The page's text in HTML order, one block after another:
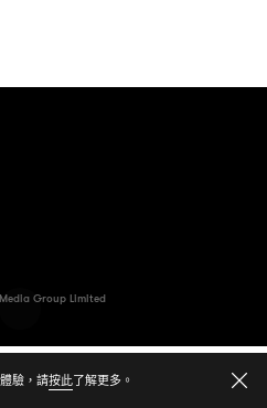
Group Limited
驗，請按此了解更多。